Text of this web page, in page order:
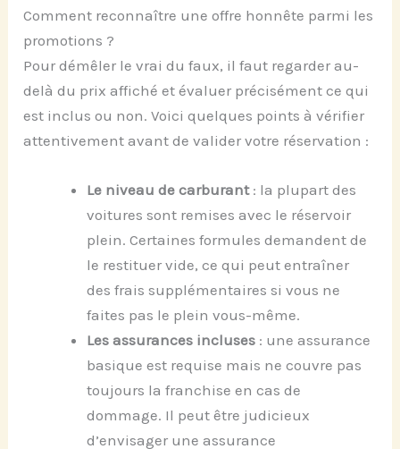
Comment reconnaître une offre honnête parmi les
promotions ?
Pour démêler le vrai du faux, il faut regarder au-
delà du prix affiché et évaluer précisément ce qui
est inclus ou non. Voici quelques points à vérifier
attentivement avant de valider votre réservation :
Le niveau de carburant: la plupart des
voitures sont remises avec le réservoir
plein. Certaines formules demandent de
le restituer vide, ce qui peut entraîner
des frais supplémentaires si vous ne
faites pas le plein vous-même.
Les assurances incluses : une assurance
basique est requise mais ne couvre pas
toujours la franchise en cas de
dommage. Il peut être judicieux
d’envisager une assurance